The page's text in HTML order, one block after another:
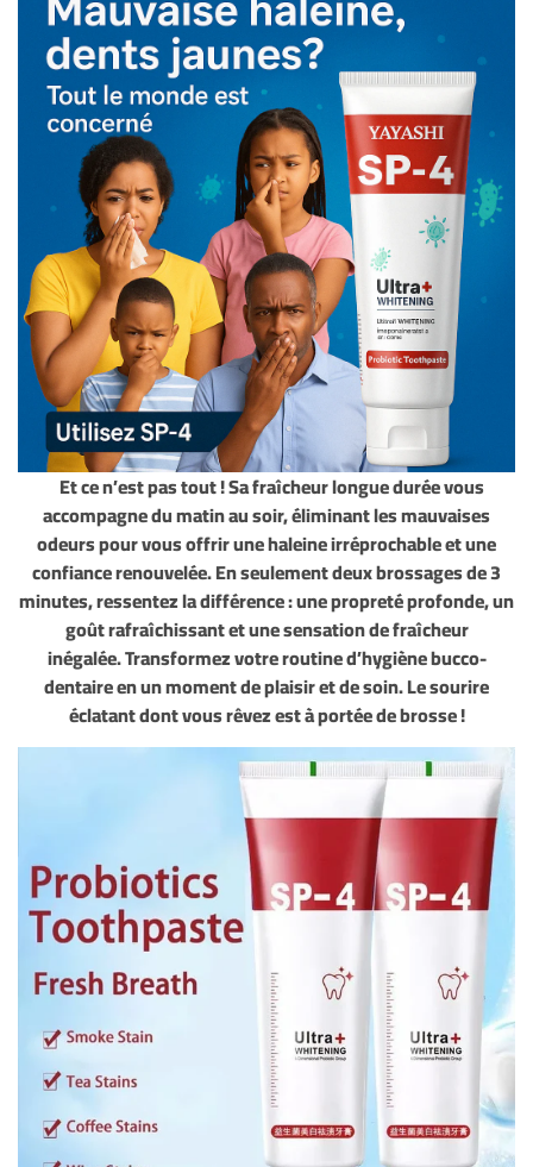
Et ce n’est pas tout ! Sa fraîcheur longue durée vous
accompagne du matin au soir, éliminant les mauvaises
odeurs pour vous offrir une haleine irréprochable et une
confiance renouvelée. En seulement deux brossages de 3
minutes, ressentez la différence : une propreté profonde, un
goût rafraîchissant et une sensation de fraîcheur
inégalée.Transformez votre routine d’hygiène bucco-
dentaire en un moment de plaisir et de soin. Le sourire
éclatant dont vous rêvez est à portée de brosse !